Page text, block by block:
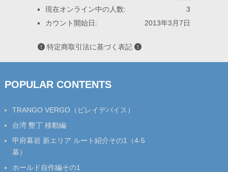
3
現在オンライン中の人数:
2013年3月7日
カウント開始日:
特定商取引法に基づく表記
POPULAR CONTENTS
TRANGO VERGO（ビレイデバイス）
台湾 墾丁 移動編
甲府幕岩 新エリア ルート紹介その1（4-5
幕）
ホールド自作編その1